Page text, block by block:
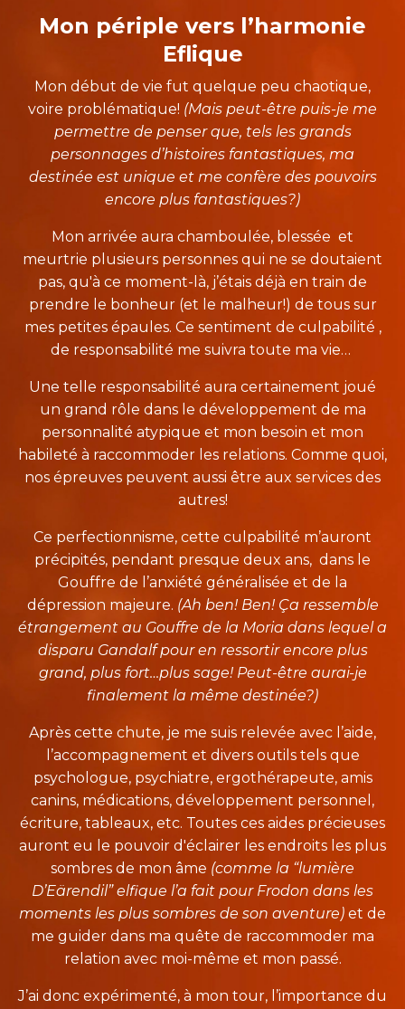
Mon périple vers l’harmonie
Eflique
Mon début de vie fut quelque peu chaotique,
voire problématique! (Mais peut-être puis-je me
permettre de penser que, tels les grands
personnages d’histoires fantastiques, ma
destinée est unique et me confère des pouvoirs
encore plus fantastiques?)
Mon arrivée aura chamboulée, blessée et
meurtrie plusieurs personnes qui ne se doutaient
pas, qu'à ce moment-là, j’étais déjà en train de
prendre le bonheur (et le malheur!) de tous sur
mes petites épaules. Ce sentiment de culpabilité ,
de responsabilité me suivra toute ma vie…
Une telle responsabilité aura certainement joué
un grand rôle dans le développement de ma
personnalité atypique et mon besoin et mon
habileté à raccommoder les relations. Comme quoi,
nos épreuves peuvent aussi être aux services des
autres!
Ce perfectionnisme, cette culpabilité m’auront
précipités, pendant presque deux ans, dans le
Gouffre de l’anxiété généralisée et de la
dépression majeure. (Ah ben! Ben! Ça ressemble
étrangement au Gouffre de la Moria dans lequel a
disparu Gandalf pour en ressortir encore plus
grand, plus fort…plus sage! Peut-être aurai-je
finalement la même destinée?)
Après cette chute, je me suis relevée avec l’aide,
l’accompagnement et divers outils tels que
psychologue, psychiatre, ergothérapeute, amis
canins, médications, développement personnel,
écriture, tableaux, etc. Toutes ces aides précieuses
auront eu le pouvoir d'éclairer les endroits les plus
sombres de mon âme (comme la “lumière
D’Eärendil” elfique l’a fait pour Frodon dans les
moments les plus sombres de son aventure) et de
me guider dans ma quête de raccommoder ma
relation avec moi-même et mon passé.
J’ai donc expérimenté, à mon tour, l’importance du